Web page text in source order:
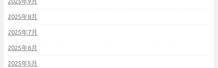
2025年8月
2025年7月
2025年6月
2025年5月